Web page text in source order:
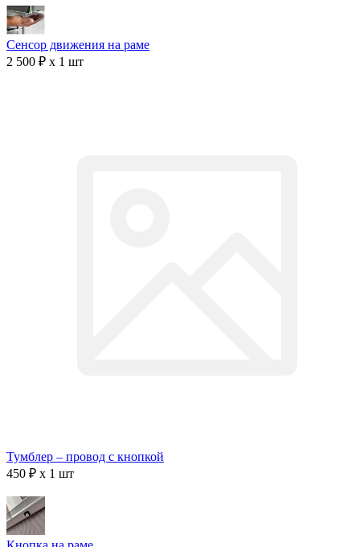
Сенсор движения на раме
2 500 ₽ x 1 шт
Тумблер – провод с кнопкой
450 ₽ x 1 шт